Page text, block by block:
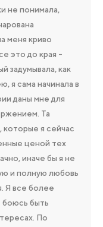
не понимала,
меня криво
это до края -
задумывала, как
я сама начинала в
даны мне для
Та
которые я сейчас
ценой тех
иначе бы я не
и полную любовь
Я все более
быть
По